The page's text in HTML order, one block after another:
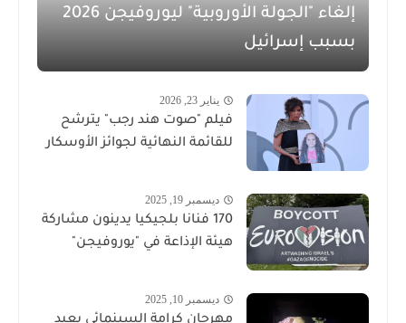
إلغاء "الجولة الأوروبية" ليوروفيجن 2026
بسبب إسرائيل
يناير 23, 2026
فيلم "صوت هند رجب" يترشح
للقائمة النهائية لجوائز الأوسكار
ديسمبر 19, 2025
170 فنانا بلجيكيا يدينون مشاركة
هيئة الإذاعة في "يوروفيجن"
ديسمبر 10, 2025
مهرجان كرامة السينمائي يعيد